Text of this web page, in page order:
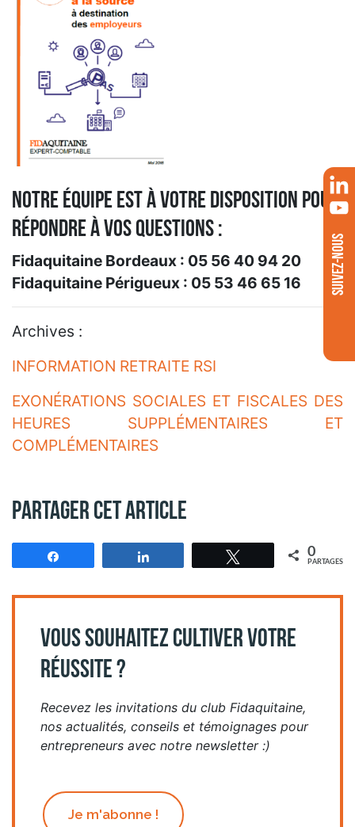
Notre équipe est à votre disposition pour
répondre à vos questions :
Fidaquitaine Bordeaux : 05 56 40 94 20
Fidaquitaine Périgueux : 05 53 46 65 16
Archives :
INFORMATION RETRAITE RSI
EXONÉRATIONS SOCIALES ET FISCALES DES
HEURES SUPPLÉMENTAIRES ET
COMPLÉMENTAIRES
Partager cet article
Tweetez 0
PARTAGES
VOUS SOUHAITEZ CULTIVER VOTRE
RÉUSSITE ?
Recevez les invitations du club Fidaquitaine,
nos actualités, conseils et témoignages pour
entrepreneurs avec notre newsletter :)
Je m'abonne !
SUIVEZ-NOUS